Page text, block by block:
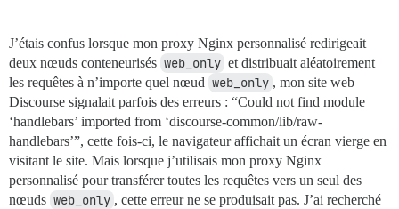
J’étais confus lorsque mon proxy Nginx personnalisé redirigeait
deux nœuds conteneurisés web_only et distribuait aléatoirement
les requêtes à n’importe quel nœud web_only , mon site web
Discourse signalait parfois des erreurs : “Could not find module
‘handlebars’ imported from ‘discourse-common/lib/raw-
handlebars’”, cette fois-ci, le navigateur affichait un écran vierge en
visitant le site. Mais lorsque j’utilisais mon proxy Nginx
personnalisé pour transférer toutes les requêtes vers un seul des
nœuds web_only , cette erreur ne se produisait pas. J’ai recherché